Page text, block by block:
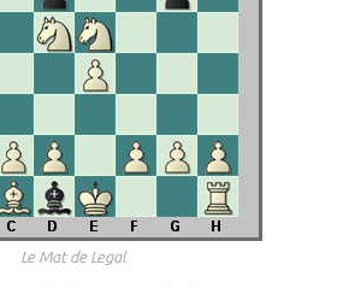
Le Mat de Legal